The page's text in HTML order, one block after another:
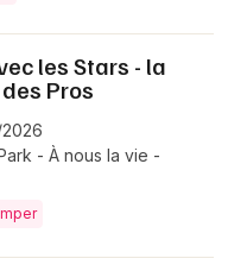
les Stars - la
Pros
2026
- À nous la vie -